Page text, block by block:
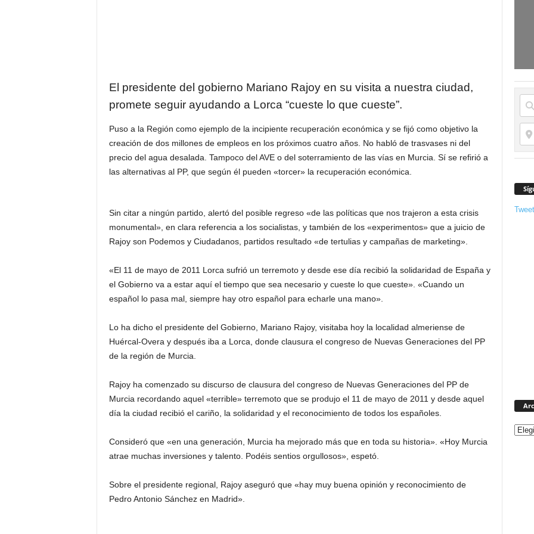
El presidente del gobierno Mariano Rajoy en su visita a nuestra ciudad,
promete seguir ayudando a Lorca “cueste lo que cueste”.
Puso a la Región como ejemplo de la incipiente recuperación económica y se fijó como objetivo la
creación de dos millones de empleos en los próximos cuatro años. No habló de trasvases ni del
precio del agua desalada. Tampoco del AVE o del soterramiento de las vías en Murcia. Sí se refirió a
las alternativas al PP, que según él pueden «torcer» la recuperación económica.
Sin citar a ningún partido, alertó del posible regreso «de las políticas que nos trajeron a esta crisis
monumental», en clara referencia a los socialistas, y también de los «experimentos» que a juicio de
Rajoy son Podemos y Ciudadanos, partidos resultado «de tertulias y campañas de marketing».
«El 11 de mayo de 2011 Lorca sufrió un terremoto y desde ese día recibió la solidaridad de España y
el Gobierno va a estar aquí el tiempo que sea necesario y cueste lo que cueste». «Cuando un
español lo pasa mal, siempre hay otro español para echarle una mano».
Lo ha dicho el presidente del Gobierno, Mariano Rajoy, visitaba hoy la localidad almeriense de
Huércal-Overa y después iba a Lorca, donde clausura el congreso de Nuevas Generaciones del PP
de la región de Murcia.
Rajoy ha comenzado su discurso de clausura del congreso de Nuevas Generaciones del PP de
Murcia recordando aquel «terrible» terremoto que se produjo el 11 de mayo de 2011 y desde aquel
día la ciudad recibió el cariño, la solidaridad y el reconocimiento de todos los españoles.
Consideró que «en una generación, Murcia ha mejorado más que en toda su historia». «Hoy Murcia
atrae muchas inversiones y talento. Podéis sentios orgullosos», espetó.
Sobre el presidente regional, Rajoy aseguró que «hay muy buena opinión y reconocimiento de
Pedro Antonio Sánchez en Madrid».